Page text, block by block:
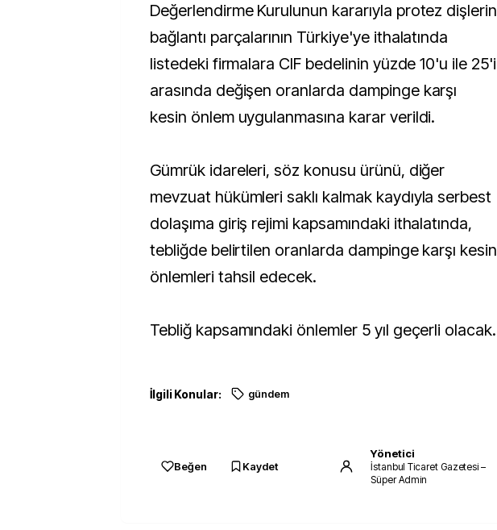
Değerlendirme Kurulunun kararıyla protez dişlerin
bağlantı parçalarının Türkiye'ye ithalatında
listedeki firmalara CIF bedelinin yüzde 10'u ile 25'i
arasında değişen oranlarda dampinge karşı
kesin önlem uygulanmasına karar verildi.
Gümrük idareleri, söz konusu ürünü, diğer
mevzuat hükümleri saklı kalmak kaydıyla serbest
dolaşıma giriş rejimi kapsamındaki ithalatında,
tebliğde belirtilen oranlarda dampinge karşı kesin
önlemleri tahsil edecek.
Tebliğ kapsamındaki önlemler 5 yıl geçerli olacak.
İlgili Konular: gündem
Beğen Kaydet
Yönetici
İstanbul Ticaret Gazetesi –
Süper Admin